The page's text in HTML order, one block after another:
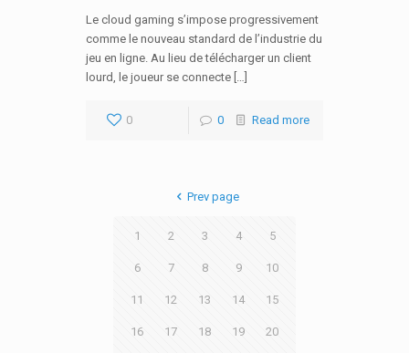
Le cloud gaming s’impose progressivement
comme le nouveau standard de l’industrie du
jeu en ligne. Au lieu de télécharger un client
lourd, le joueur se connecte […]
0 0 Read more
Prev page
1 2 3 4 5
6 7 8 9 10
11 12 13 14 15
16 17 18 19 20